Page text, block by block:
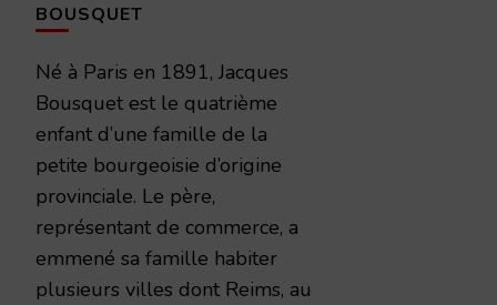
BOUSQUET
Né à Paris en 1891, Jacques
Bousquet est le quatrième
enfant d’une famille de la
petite bourgeoisie d’origine
provinciale. Le père,
représentant de commerce, a
emmené sa famille habiter
plusieurs villes dont Reims, au